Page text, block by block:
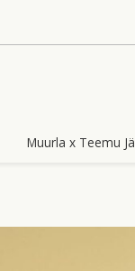
Muurla x Teemu